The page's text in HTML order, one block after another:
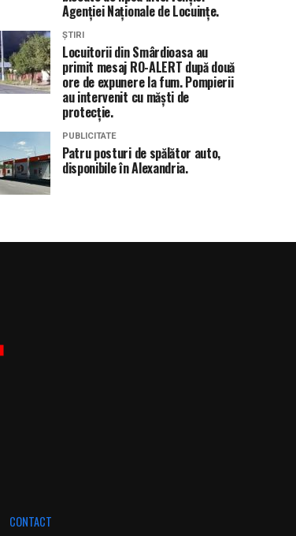
Agenției Naționale de Locuințe.
ȘTIRI
Locuitorii din Smârdioasa au
primit mesaj RO-ALERT după două
ore de expunere la fum. Pompierii
au intervenit cu măști de
protecție.
PUBLICITATE
Patru posturi de spălător auto,
disponibile în Alexandria.
CONTACT